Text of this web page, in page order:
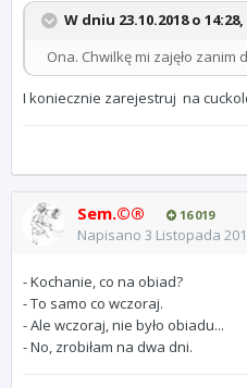
W dniu 23.10.2018 o 14:28,
Ona. Chwilkę mi zajęło zanim
I koniecznie zarejestruj na
Sem.©® 16 019
Napisano 3 Listopada
- Kochanie, co na obiad?
- To samo co wczoraj.
- Ale wczoraj, nie było obiadu...
- No, zrobiłam na dwa dni.